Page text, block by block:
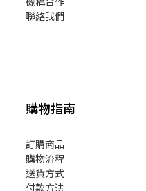
聯絡我們
購物指南
訂購商品
購物流程
送貨方式
付款方法